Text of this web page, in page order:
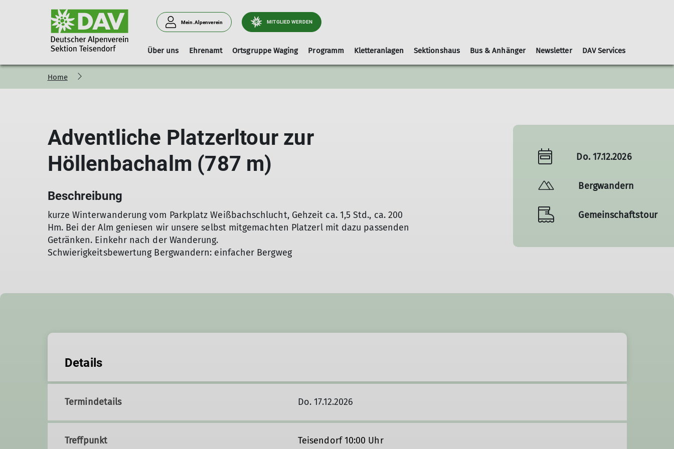
Mein.Alpenverein MITGLIED WERDEN
Über uns
Vorstand Geschäftsstelle Mitgliedschaft Arbeitsgebiet Wege Tourenleiter Artikel und Berichte Leihausrüstung Gruppen Nachrichtenblätter
Ehrenamt Ortsgruppe Waging
Vorstandschaft Leihausrüstung Geschäftsordnung
Programm
Hinweise Ausrüstungslisten Schwierigkeitsbewertungen
Kletteranlagen
Boulderhalle Teisendorf Kletterhalle-Waging Kooperationspartner
Sektionshaus Bus & Anhänger Newsletter DAV Services
Home
Adventliche Platzerltour zur
Höllenbachalm (787 m)
Beschreibung
kurze Winterwanderung vom Parkplatz Weißbachschlucht, Gehzeit ca. 1,5 Std., ca. 200
Hm. Bei der Alm geniesen wir unsere selbst mitgemachten Platzerl mit dazu passenden
Getränken. Einkehr nach der Wanderung.
Schwierigkeitsbewertung Bergwandern: einfacher Bergweg
Do. 17.12.2026
Bergwandern
Gemeinschaftstour
Details
Termindetails Do. 17.12.2026
Treffpunkt Teisendorf 10:00 Uhr